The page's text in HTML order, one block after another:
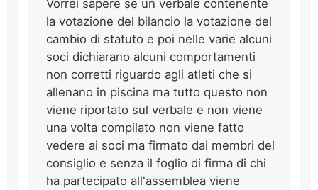
Vorrei sapere se un verbale contenente
la votazione del bilancio la votazione del
cambio di statuto e poi nelle varie alcuni
soci dichiarano alcuni comportamenti
non corretti riguardo agli atleti che si
allenano in piscina ma tutto questo non
viene riportato sul verbale e non viene
una volta compilato non viene fatto
vedere ai soci ma firmato dai membri del
consiglio e senza il foglio di firma di chi
ha partecipato all'assemblea viene